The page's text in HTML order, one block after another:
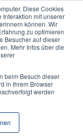
Diese Cookies
Interaktion mit unserer
können. Wir
zu optimieren
Besucher auf dieser
Mehr Infos über die
beim Besuch dieser
in Ihrem Browser
werden
besten
in